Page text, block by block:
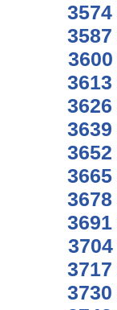
3574
3587
3600
3613
3626
3639
3652
3665
3678
3691
3704
3717
3730